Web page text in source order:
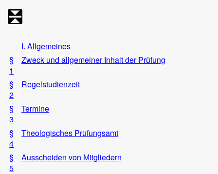
I. Allgemeines
§
1
Zweck und allgemeiner Inhalt der Prüfung
§
2
Regelstudienzeit
§
3
Termine
§
4
Theologisches Prüfungsamt
§
5
Ausscheiden von Mitgliedern